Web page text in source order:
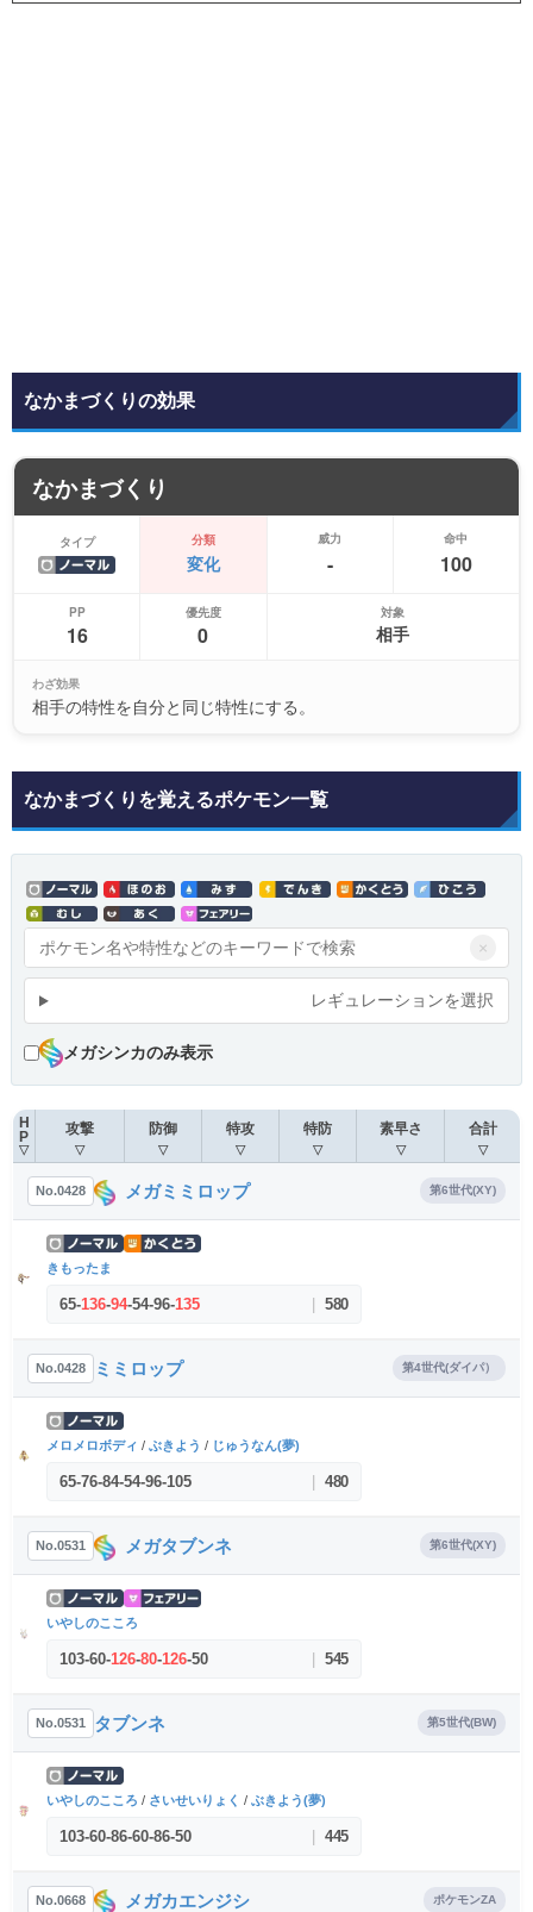
なかまづくりの効果
なかまづくり
タイプ 分類
変化
威力
-
命中
100
PP
16
優先度
0
対象
相手
わざ効果
相手の特性を自分と同じ特性にする。
なかまづくりを覚えるポケモン一覧
×
レギュレーションを選択
メガシンカのみ表示
H
P
▽
攻撃
▽
防御
▽
特攻
▽
特防
▽
素早さ
▽
合計
▽
No.0428 メガミミロップ 第6世代(XY)
きもったま
65-136-94-54-96-135 | 580
No.0428 ミミロップ 第4世代(ダイパ）
メロメロボディ / ぶきよう / じゅうなん(夢)
65-76-84-54-96-105 | 480
No.0531 メガタブンネ 第6世代(XY)
いやしのこころ
103-60-126-80-126-50 | 545
No.0531 タブンネ 第5世代(BW)
いやしのこころ / さいせいりょく / ぶきよう(夢)
103-60-86-60-86-50 | 445
No.0668 メガカエンジシ ポケモンZA